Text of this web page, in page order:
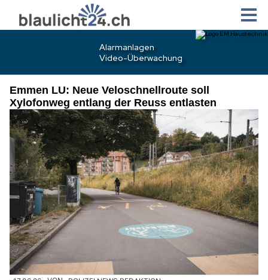
Emmen LU: Neue Veloschnellroute soll
Xylofonweg entlang der Reuss entlasten